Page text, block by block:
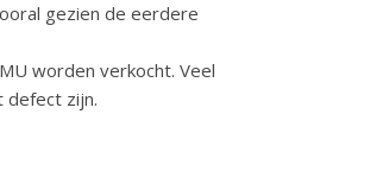
gezien de eerdere
worden verkocht. Veel
defect zijn.